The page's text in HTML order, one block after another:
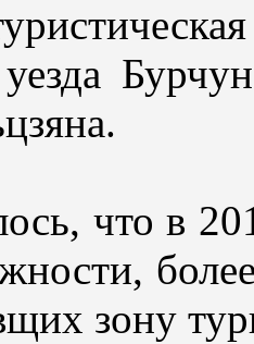
что в
зону